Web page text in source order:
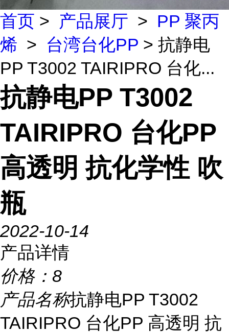
首页 > 产品展厅 > PP 聚丙
烯 > 台湾台化PP > 抗静电
PP T3002 TAIRIPRO 台化...
抗静电PP T3002
TAIRIPRO 台化PP
高透明 抗化学性 吹
瓶
2022-10-14
产品详情
价格： 8
产品名称抗静电PP T3002
TAIRIPRO 台化PP 高透明 抗